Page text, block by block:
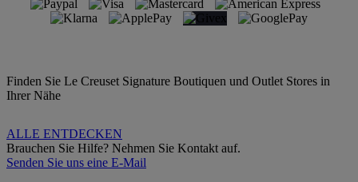
Finden Sie Le Creuset Signature Boutiquen und Outlet Stores in
Ihrer Nähe
ALLE ENTDECKEN
Brauchen Sie Hilfe? Nehmen Sie Kontakt auf.
Senden Sie uns eine E-Mail